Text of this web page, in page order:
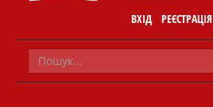
ВХІД РЕЄСТРАЦІЯ